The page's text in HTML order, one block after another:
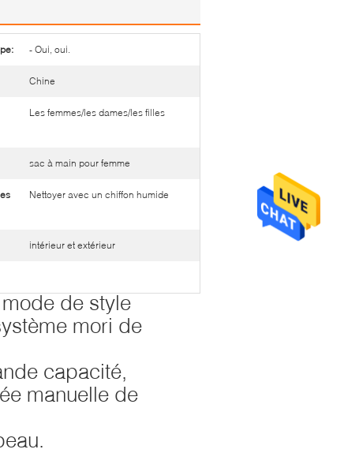
- Oui, oui.
Chine
Les femmes/les dames/les filles
sac à main pour femme
Nettoyer avec un chiffon humide
intérieur et extérieur
de style
mori de
capacité,
manuelle de